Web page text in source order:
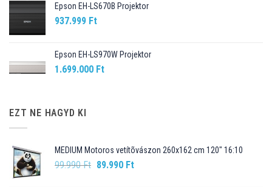
Epson EH-LS670B Projektor
937.999 Ft
Epson EH-LS970W Projektor
1.699.000 Ft
EZT NE HAGYD KI
MEDIUM Motoros vetítõvászon 260x162 cm 120" 16:10
99.990Ft Original
89.990 FtCurrent